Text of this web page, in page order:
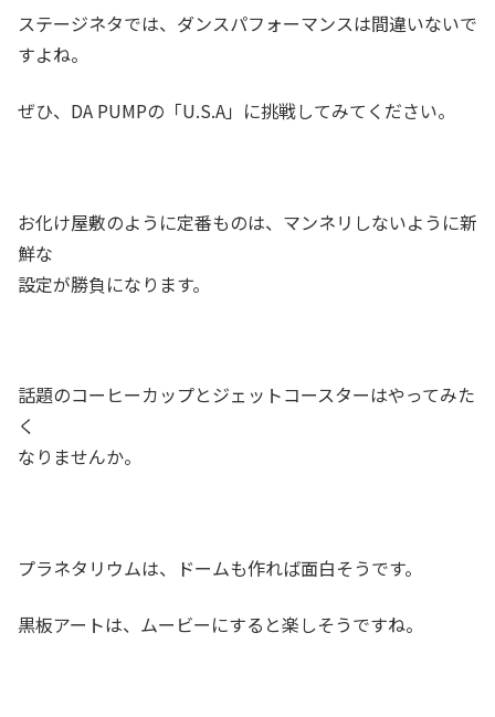
ステージネタでは、ダンスパフォーマンスは間違いないで
すよね。
ぜひ、DA PUMPの「U.S.A」に挑戦してみてください。
お化け屋敷のように定番ものは、マンネリしないように新
鮮な
設定が勝負になります。
話題のコーヒーカップとジェットコースターはやってみた
く
なりませんか。
プラネタリウムは、ドームも作れば面白そうです。
黒板アートは、ムービーにすると楽しそうですね。